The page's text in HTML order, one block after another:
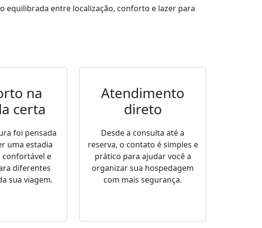
equilibrada entre localização, conforto e lazer para
na
certa
foi pensada
uma estadia
confortável e
diferentes
sua viagem.
Atendimento
direto
Desde a consulta até a
reserva, o contato é simples e
prático para ajudar você a
organizar sua hospedagem
com mais segurança.